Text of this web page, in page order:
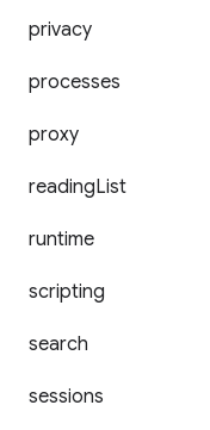
privacy
processes
proxy
readingList
runtime
scripting
search
sessions